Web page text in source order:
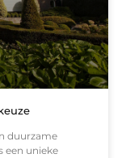
duurzame
een unieke